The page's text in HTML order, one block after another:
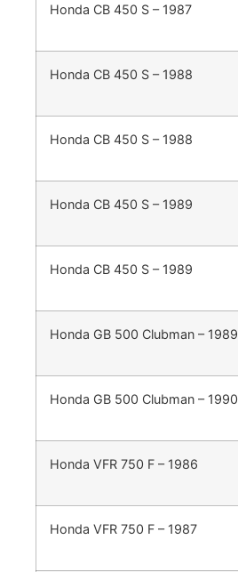
Honda CB 450 S – 1987
Honda CB 450 S – 1988
Honda CB 450 S – 1988
Honda CB 450 S – 1989
Honda CB 450 S – 1989
Honda GB 500 Clubman – 1989
Honda GB 500 Clubman – 1990
Honda VFR 750 F – 1986
Honda VFR 750 F – 1987